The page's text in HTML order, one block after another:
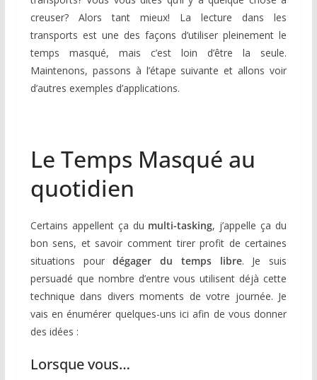
creuser? Alors tant mieux! La lecture dans les
transports est une des façons d’utiliser pleinement le
temps masqué, mais c’est loin d’être la seule.
Maintenons, passons à l’étape suivante et allons voir
d’autres exemples d’applications.
Le Temps Masqué au
quotidien
Certains appellent ça du multi-tasking, j’appelle ça du
bon sens, et savoir comment tirer profit de certaines
situations pourdégager du temps libre. Je suis
persuadé que nombre d’entre vous utilisent déjà cette
technique dans divers moments de votre journée. Je
vais en énumérer quelques-uns ici afin de vous donner
des idées :
Lorsque vous…